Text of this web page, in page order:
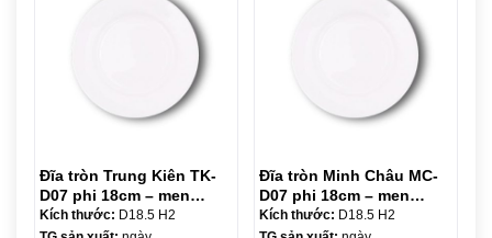
Đĩa tròn Trung Kiên TK-
D07 phi 18cm – men
trắng
Kích thước: D18.5 H2
Đĩa tròn Minh Châu MC-
D07 phi 18cm – men
trắng
Kích thước: D18.5 H2